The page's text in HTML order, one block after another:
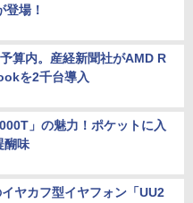
場！
算内。産経新聞社がAMD R
を2千台導入
」の魅力！ポケットに入
醐味
ヤカフ型イヤフォン「UU2